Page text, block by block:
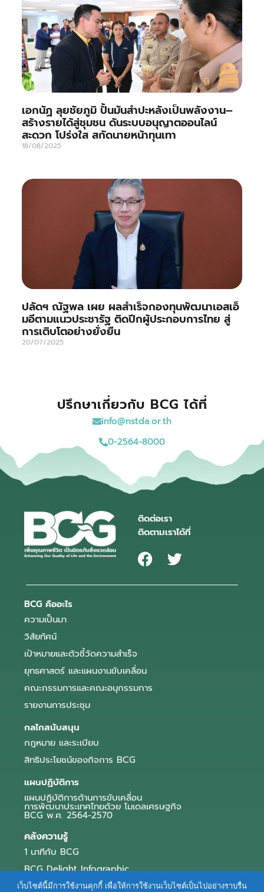
เอกนัฏ ลุยชัยภูมิ ปั้นมันสำปะหลังเป็นพลังงาน–
สร้างรายได้สู่ชุมชน ดันระบบอนุญาตออนไลน์
สะดวก โปร่งใส สกัดนายหน้าทุนเทา
18/08/2025
ปลัดฯ ณัฐพล เผย ผลสำเร็จกองทุนพัฒนาเอสเอ็
มอีตามแนวประชารัฐ ติดปีกผู้ประกอบการไทย สู่
การเติบโตอย่างยั่งยืน
20/07/2025
ปรึกษาเกี่ยวกับ BCG ได้ที่
info@nstda.or.th
0-2564-8000
ติดต่อเรา
ติดตามเราได้ที่
BCG คืออะไร
ความเป็นมา
วิสัยทัศน์
เป้าหมายและตัวชี้วัดความสำเร็จ
ยุทธศาสตร์ และแผนงานขับเคลื่อน
คณะกรรมการและคณะอนุกรรมการ
รายงานการประชุม
กลไกสนับสนุน
กฎหมาย และระเบียบ
สิทธิประโยชน์ของกิจการ BCG
แผนปฏิบัติการ
แผนปฏิบัติการด้านการขับเคลื่อน
การพัฒนาประเทศไทยด้วย โมเดลเศรษฐกิจ
BCG พ.ศ. 2564-2570
คลังความรู้
1 นาทีกับ BCG
BCG Delight Infographic
สื่อประชาสัมพันธ์
เว็บไซต์นี้มีการใช้งานคุกกี้ เพื่อให้การใช้งานเว็บไซต์เป็นไปอย่างราบรื่น